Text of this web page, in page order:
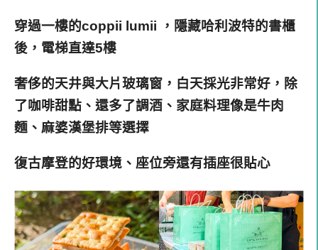
穿過一樓的coppii lumii ， 隱藏哈利波特的書櫃
後，電梯直達5樓
奢侈的天井與大片玻璃窗，白天採光非常好，除
了咖啡甜點、還多了調酒、家庭料理像是牛肉
麵、麻婆漢堡排等選擇
復古摩登的好環境、座位旁還有插座很貼心